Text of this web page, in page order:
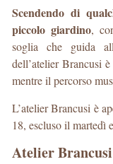
Scendendo di
piccolo giardino,
soglia che guida
dell’atelier Brancusi
mentre il percorso
L’atelier Brancusi è
18, escluso il martedì
Atelier Brancusi